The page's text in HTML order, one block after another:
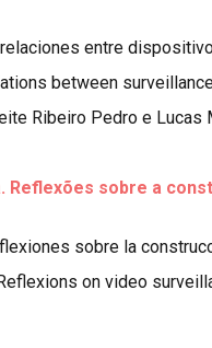
entre
between
Ribeiro Pedro e Lucas
Reflexões sobre a
sobre la
on video